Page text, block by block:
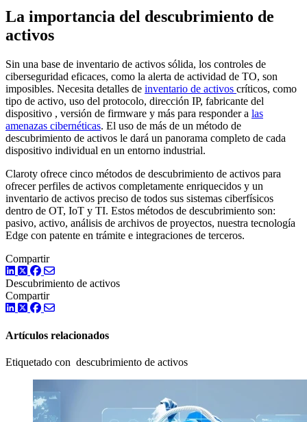
La importancia del descubrimiento de
activos
Sin una base de inventario de activos sólida, los controles de
ciberseguridad eficaces, como la alerta de actividad de TO, son
imposibles. Necesita detalles de inventario de activos críticos, como
tipo de activo, uso del protocolo, dirección IP, fabricante del
dispositivo , versión de firmware y más para responder a las
amenazas cibernéticas. El uso de más de un método de
descubrimiento de activos le dará un panorama completo de cada
dispositivo individual en un entorno industrial.
Claroty ofrece cinco métodos de descubrimiento de activos para
ofrecer perfiles de activos completamente enriquecidos y un
inventario de activos preciso de todos sus sistemas ciberfísicos
dentro de OT, IoT y TI. Estos métodos de descubrimiento son:
pasivo, activo, análisis de archivos de proyectos, nuestra tecnología
Edge con patente en trámite e integraciones de terceros.
Compartir
LinkedIn
TwitterFacebook
Descubrimiento de activos
Compartir
LinkedIn
TwitterFacebook
Artículos relacionados
Etiquetado con descubrimiento de activos